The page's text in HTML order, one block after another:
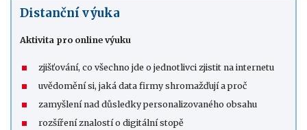
Distanční výuka
Aktivita pro online výuku
zjišťování, co všechno jde o jednotlivci zjistit na internetu
uvědomění si, jaká data firmy shromažďují a proč
zamyšlení nad důsledky personalizovaného obsahu
rozšíření znalostí o digitální stopě